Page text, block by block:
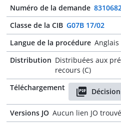
Numéro de la demande
Classe de la CIB G07B 17/02
Langue de la procédure Anglais
Distribution Distribuées aux
recours (C)
Téléchargement
Versions JO Aucun lien JO trouvé